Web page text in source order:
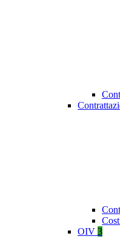
OIV 3